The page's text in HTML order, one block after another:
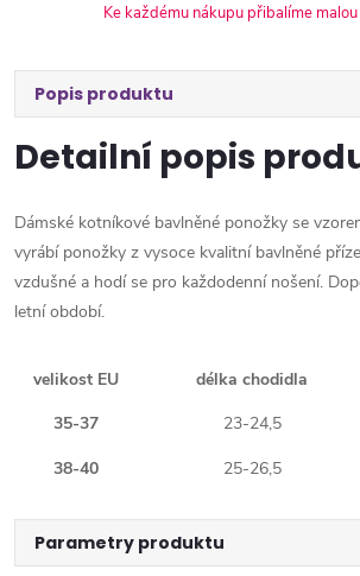
Ke každému nákupu přibalíme
Popis produktu
Detailní popis
Dámské kotníkové bavlněné ponožky se
vyrábí ponožky z vysoce kvalitní bavlněné
vzdušné a hodí se pro každodenní nošení.
letní období.
velikost EU
délka chodidla
35-37
23-24,5
38-40
25-26,5
Parametry produktu